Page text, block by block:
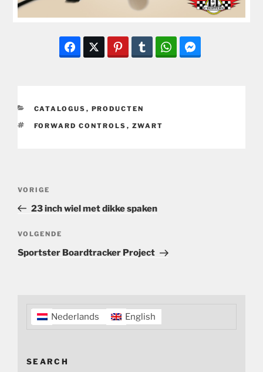
CATEGORIEËN
CATALOGUS , PRODUCTEN
TAGS
FORWARD CONTROLS , ZWART
Vorig
bericht
VORIGE
23 inch wiel met dikke spaken
Volgend
bericht
VOLGENDE
Sportster Boardtracker Project
Nederlands English
SEARCH